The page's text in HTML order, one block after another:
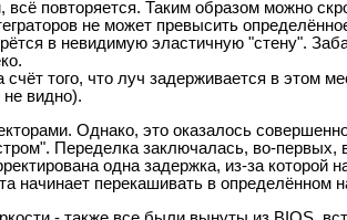
вектор сначала рисуется за
повторяется. Таким образом можно
не может превысить
в невидимую эластичную "стену".
того, что луч задерживается в этом
видно).
Однако, это оказалось
Переделка заключалась, во-первых,
одна задержка, из-за которой
начинает перекашивать в определённом